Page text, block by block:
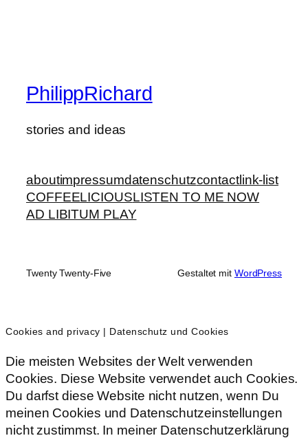
PhilippRichard
stories and ideas
aboutimpressumdatenschutzcontactlink-list
COFFEELICIOUSLISTEN TO ME NOW
AD LIBITUM PLAY
Twenty Twenty-Five Gestaltet mit WordPress
Cookies and privacy | Datenschutz und Cookies
Die meisten Websites der Welt verwenden
Cookies. Diese Website verwendet auch Cookies.
Du darfst diese Website nicht nutzen, wenn Du
meinen Cookies und Datenschutzeinstellungen
nicht zustimmst. In meiner Datenschutzerklärung